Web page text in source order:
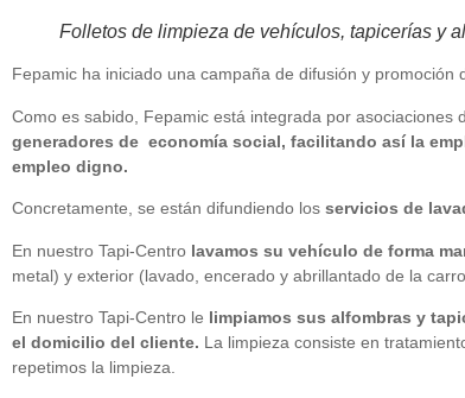
Folletos de limpieza de vehículos, tapicerías y
Fepamic ha iniciado una campaña de difusión y
Como es sabido, Fepamic está integrada por
generadores de economía social, facilitando así la
empleo digno.
Concretamente, se están difundiendo los servicios de
En nuestro Tapi-Centro lavamos su vehículo de forma
metal) y exterior (lavado, encerado y abrillantado de la
En nuestro Tapi-Centro le limpiamos sus alfombras y
el domicilio del cliente. La limpieza consiste en
repetimos la limpieza.